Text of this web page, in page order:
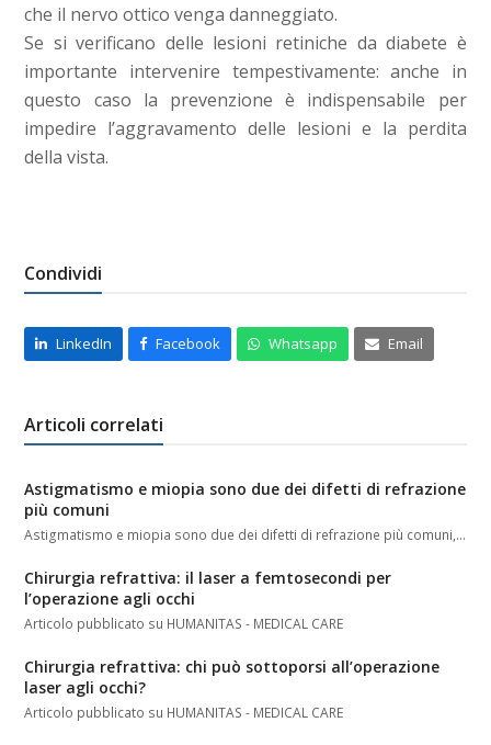
che il nervo ottico venga danneggiato.
Se si verificano delle lesioni retiniche da diabete è
importante intervenire tempestivamente: anche in
questo caso la prevenzione è indispensabile per
impedire l’aggravamento delle lesioni e la perdita
della vista.
Condividi
LinkedIn Facebook Whatsapp Email
Articoli correlati
Astigmatismo e miopia sono due dei difetti di refrazione
più comuni
Astigmatismo e miopia sono due dei difetti di refrazione più comuni,…
Chirurgia refrattiva: il laser a femtosecondi per
l’operazione agli occhi
Articolo pubblicato su HUMANITAS - MEDICAL CARE
Chirurgia refrattiva: chi può sottoporsi all’operazione
laser agli occhi?
Articolo pubblicato su HUMANITAS - MEDICAL CARE